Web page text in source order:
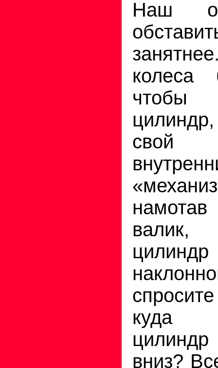
Наш
колеса
чтобы
свой
валик,
куда
вниз?